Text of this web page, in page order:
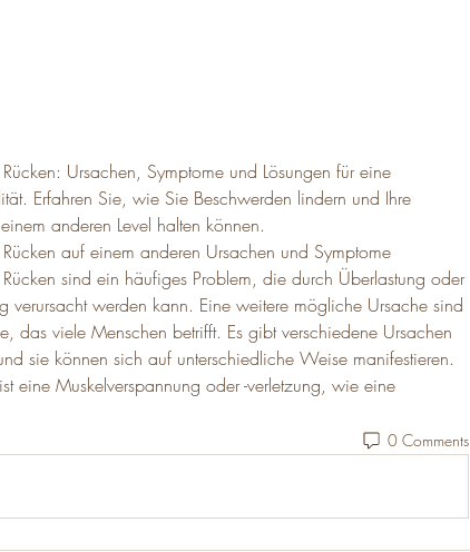
Ursachen, Symptome und Lösungen für eine
Erfahren Sie, wie Sie Beschwerden lindern und Ihre
anderen Level halten können.
auf einem anderen Ursachen und Symptome
sind ein häufiges Problem, die durch Überlastung oder
verursacht werden kann. Eine weitere mögliche Ursache sind
das viele Menschen betrifft. Es gibt verschiedene Ursachen
sie können sich auf unterschiedliche Weise manifestieren.
eine Muskelverspannung oder -verletzung, wie eine
0 Comments